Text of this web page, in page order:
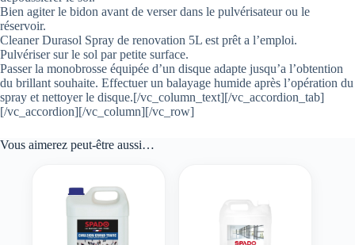
Bien agiter le bidon avant de verser dans le pulvérisateur ou le
réservoir.
Cleaner Durasol Spray de renovation 5L est prêt a l’emploi.
Pulvériser sur le sol par petite surface.
Passer la monobrosse équipée d’un disque adapte jusqu’a l’obtention
du brillant souhaite. Effectuer un balayage humide après l’opération du
spray et nettoyer le disque.[/vc_column_text][/vc_accordion_tab]
[/vc_accordion][/vc_column][/vc_row]
Vous aimerez peut-être aussi…